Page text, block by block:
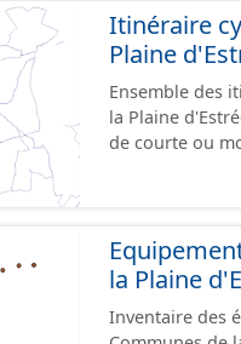
Itinéraire
Plaine
Ensemble des
la Plaine d'Estrées. Ils permettent de desservir les lieux
de courte ou
piétonne, bandes
pas des
diverses et
pour assurer une continuité. Ce jeu de
la Plaine
Inventaire des